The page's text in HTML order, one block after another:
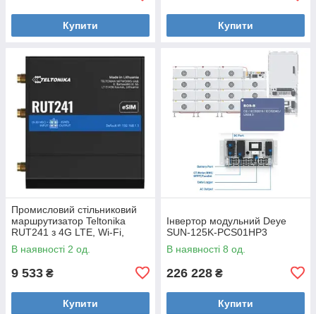
Купити Купити
Промисловий стільниковий
маршрутизатор Teltonika
RUT241 з 4G LTE, Wi-Fi,
eSIM
В наявності 2 од.
9 533 ₴
Купити
Інвертор модульний Deye
SUN-125K-PCS01HP3
В наявності 8 од.
226 228 ₴
Купити